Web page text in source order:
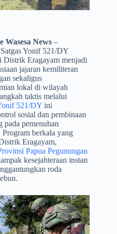
News –
Yonif 521/DY
Distrik Eragayam menjadi
jajaran kemiliteran
sekaligus
lokal di wilayah
taktis melalui
521/DY ini
sosial dan pembinaan
pada pemenuhan
Program berkala yang
Eragayam,
Papua Pegunungan
kesejahteraan instan
roda